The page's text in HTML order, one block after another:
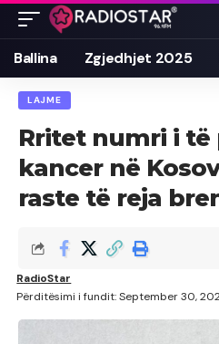
Ballina Zgjedhjet 2025
LAJME
Rritet numri i të
kancer në
raste të reja
Përditësimi i fundit: September 30,
RadioStar